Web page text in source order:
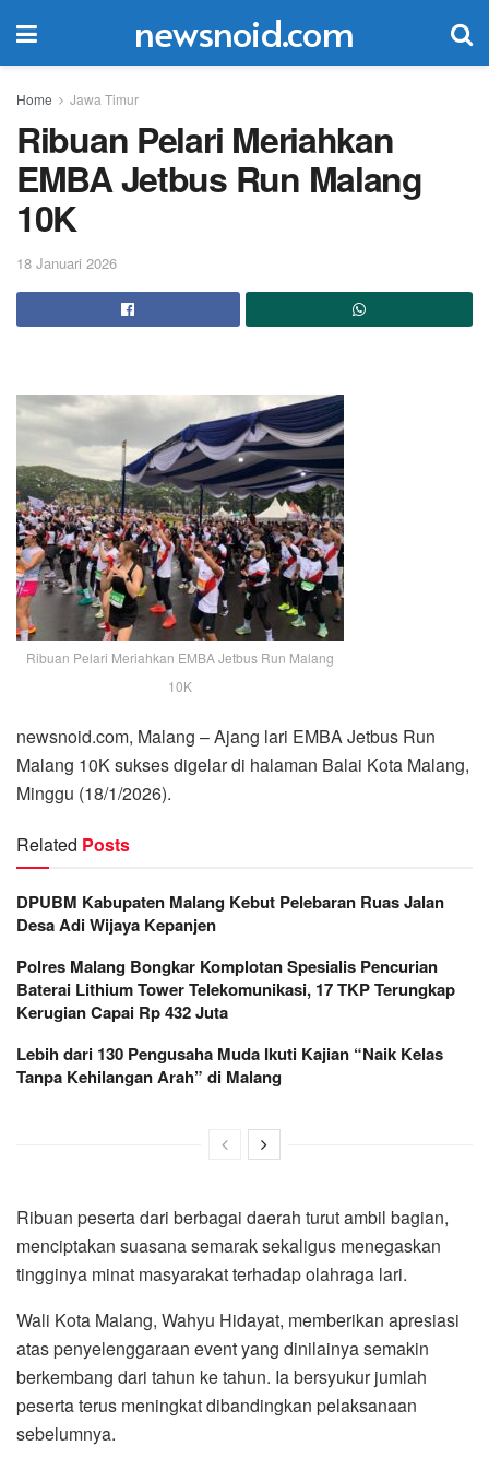
newsnoid.com
Home Jawa Timur
Ribuan Pelari Meriahkan
EMBA Jetbus Run Malang
10K
18 Januari 2026
Ribuan Pelari Meriahkan EMBA Jetbus Run Malang
10K
newsnoid.com, Malang – Ajang lari EMBA Jetbus Run
Malang 10K sukses digelar di halaman Balai Kota Malang,
Minggu (18/1/2026).
Related Posts
DPUBM Kabupaten Malang Kebut Pelebaran Ruas Jalan
Desa Adi Wijaya Kepanjen
Polres Malang Bongkar Komplotan Spesialis Pencurian
Baterai Lithium Tower Telekomunikasi, 17 TKP Terungkap
Kerugian Capai Rp 432 Juta
Lebih dari 130 Pengusaha Muda Ikuti Kajian “Naik Kelas
Tanpa Kehilangan Arah” di Malang
Ribuan peserta dari berbagai daerah turut ambil bagian,
menciptakan suasana semarak sekaligus menegaskan
tingginya minat masyarakat terhadap olahraga lari.
Wali Kota Malang, Wahyu Hidayat, memberikan apresiasi
atas penyelenggaraan event yang dinilainya semakin
berkembang dari tahun ke tahun. Ia bersyukur jumlah
peserta terus meningkat dibandingkan pelaksanaan
sebelumnya.